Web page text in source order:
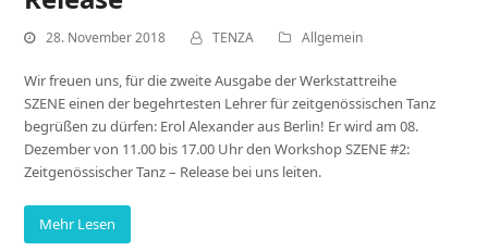
28. November 2018 TENZA Allgemein
Wir freuen uns, für die zweite Ausgabe der Werkstattreihe
SZENE einen der begehrtesten Lehrer für zeitgenössischen Tanz
begrüßen zu dürfen: Erol Alexander aus Berlin! Er wird am 08.
Dezember von 11.00 bis 17.00 Uhr den Workshop SZENE #2:
Zeitgenössischer Tanz – Release bei uns leiten.
Mehr Lesen